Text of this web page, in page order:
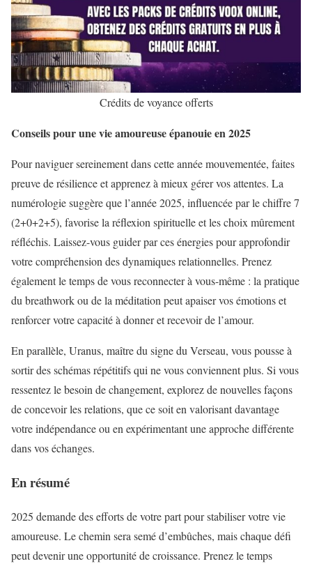
Crédits de voyance offerts
Conseils pour une vie amoureuse épanouie en 2025
Pour naviguer sereinement dans cette année mouvementée, faites
preuve de résilience et apprenez à mieux gérer vos attentes. La
numérologie suggère que l’année 2025, influencée par le chiffre 7
(2+0+2+5), favorise la réflexion spirituelle et les choix mûrement
réfléchis. Laissez-vous guider par ces énergies pour approfondir
votre compréhension des dynamiques relationnelles. Prenez
également le temps de vous reconnecter à vous-même : la pratique
du breathwork ou de la méditation peut apaiser vos émotions et
renforcer votre capacité à donner et recevoir de l’amour.
En parallèle, Uranus, maître du signe du Verseau, vous pousse à
sortir des schémas répétitifs qui ne vous conviennent plus. Si vous
ressentez le besoin de changement, explorez de nouvelles façons
de concevoir les relations, que ce soit en valorisant davantage
votre indépendance ou en expérimentant une approche différente
dans vos échanges.
En résumé
2025 demande des efforts de votre part pour stabiliser votre vie
amoureuse. Le chemin sera semé d’embûches, mais chaque défi
peut devenir une opportunité de croissance. Prenez le temps